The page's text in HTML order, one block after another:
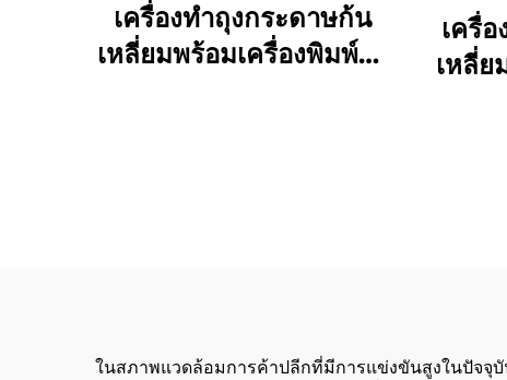
เครื่องทำถุงกระดาษก้น
เหลี่ยมพร้อมเครื่องพิมพ์ใน
เครื่
เหลี่
ในสภาพแวดล้อมการค้าปลีกที่มีการแข่งขันสูงในปัจจุ